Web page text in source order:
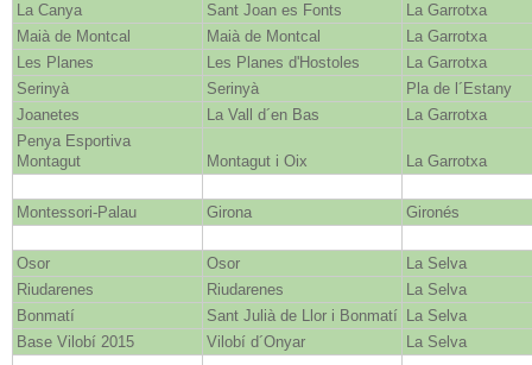
La Canya
Sant Joan es Fonts
La Garrotxa
Maià de Montcal
Maià de Montcal
La Garrotxa
Les Planes
Les Planes d'Hostoles
La Garrotxa
Serinyà
Serinyà
Pla de l´Estany
Joanetes
La Vall d´en Bas
La Garrotxa
Penya Esportiva
Montagut
Montagut i Oix La Garrotxa
Montessori-Palau Girona Gironés
Osor Osor
La Selva
Riudarenes
Riudarenes
La Selva
Bonmatí
Sant Julià de Llor i Bonmatí La Selva
Base Vilobí 2015
Vilobí d´Onyar La Selva